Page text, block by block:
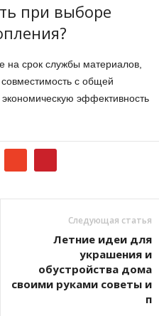
при выборе
срок службы материалов,
совместимость с общей
эффективность
Следующая статья
Летние идеи для
украшения и
обустройства дома
своими руками советы и
п